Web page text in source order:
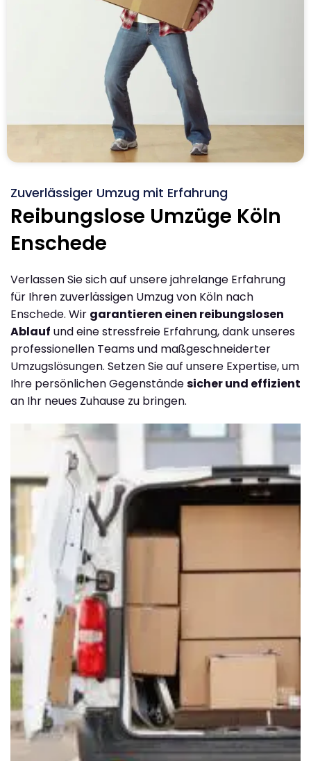
Zuverlässiger Umzug mit Erfahrung
Reibungslose Umzüge Köln
Enschede
Verlassen Sie sich auf unsere jahrelange Erfahrung
für Ihren zuverlässigen Umzug von Köln nach
Enschede. Wir garantieren einen reibungslosen
Ablauf und eine stressfreie Erfahrung, dank unseres
professionellen Teams und maßgeschneiderter
Umzugslösungen. Setzen Sie auf unsere Expertise, um
Ihre persönlichen Gegenständesicher und effizient
an Ihr neues Zuhause zu bringen.